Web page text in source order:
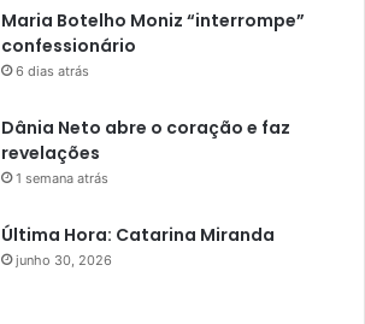
Maria Botelho Moniz “interrompe”
confessionário
6 dias atrás
Dânia Neto abre o coração e faz
revelações
1 semana atrás
Última Hora: Catarina Miranda
junho 30, 2026